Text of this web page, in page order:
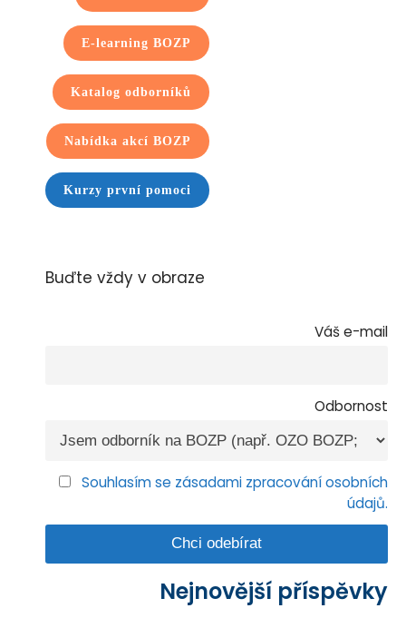
E-learning BOZP
Katalog odborníků
Nabídka akcí BOZP
Kurzy první pomoci
Buďte vždy v obraze
Váš e-mail
Odbornost
Souhlasím se zásadami zpracování osobních
údajů.
Nejnovější příspěvky